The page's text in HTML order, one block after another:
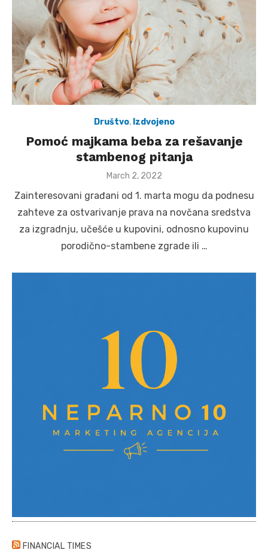
Društvo, Izdvojeno
Pomoć majkama beba za rešavanje
stambenog pitanja
Posted
March 2, 2022
Zainteresovani građani od 1. marta mogu da podnesu
zahteve za ostvarivanje prava na novčana sredstva
za izgradnju, učešće u kupovini, odnosno kupovinu
porodično-stambene zgrade ili …
FINANCIAL TIMES